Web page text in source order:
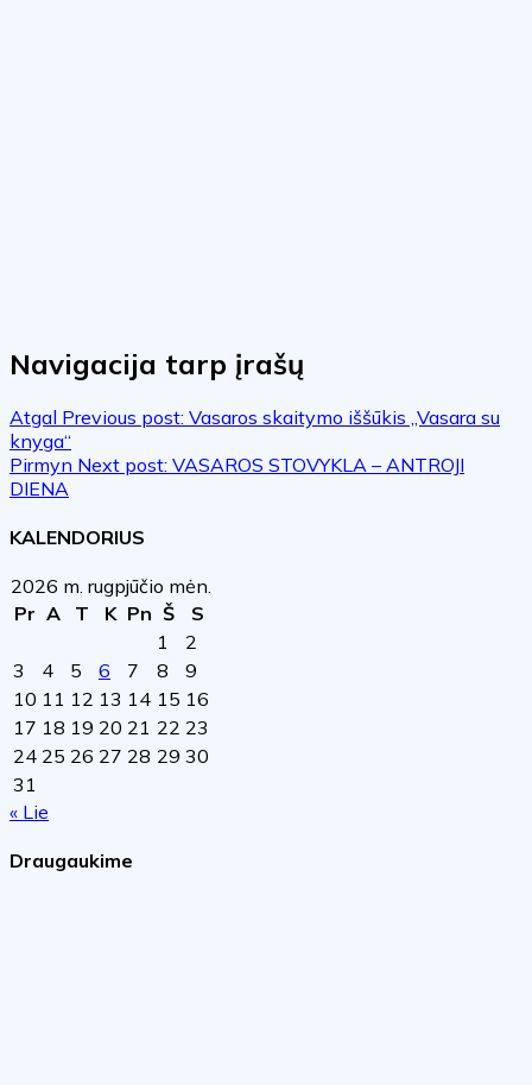
Navigacija tarp įrašų
Atgal Previous post: Vasaros skaitymo iššūkis „Vasara su
knyga“
Pirmyn Next post: VASAROS STOVYKLA – ANTROJI
DIENA
KALENDORIUS
2026 m. rugpjūčio mėn.
Pr A T K Pn Š
S
1
2
3
4 5 6 7 8
9
10 11 12 13 14 15 16
17 18 19 20 21 22 23
24 25 26 27 28 29 30
31
« Lie
Draugaukime